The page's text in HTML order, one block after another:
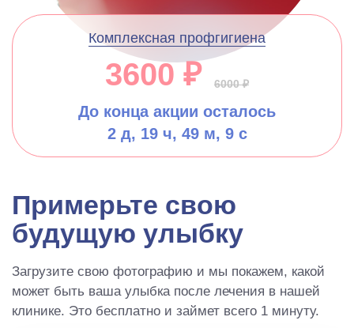
Комплексная профгигиена
3600 ₽ 6000 ₽
До конца акции осталось
2 д, 19 ч, 49 м, 8 с
Примерьте свою
будущую улыбку
Загрузите свою фотографию и мы покажем, какой
может быть ваша улыбка после лечения в нашей
клинике. Это бесплатно и займет всего 1 минуту.